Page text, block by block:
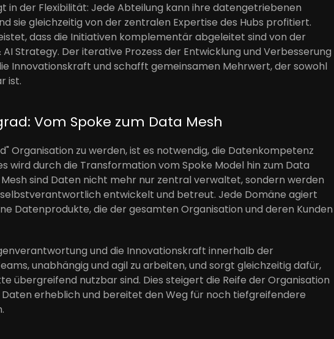
in der Flexibilität: Jede Abteilung kann ihre datengetriebenen
sie gleichzeitig von der zentralen Expertise des Hubs profitiert.
dass die Initiativen komplementär abgeleitet sind von der
Strategy. Der iterative Prozess der Entwicklung und Verbesserung
Innovationskraft und schafft gemeinsamen Mehrwert, der sowohl
ist.
Vom Spoke zum Data Mesh
Organisation zu werden, ist es notwendig, die Datenkompetenz
wird durch die Transformation vom Spoke Model hin zum Data
sind Daten nicht mehr nur zentral verwaltet, sondern werden
entwickelt und betreut. Jede Domäne agiert
Datenprodukte, die der gesamten Organisation und deren Kunden
und die Innovationskraft innerhalb der
unabhängig und agil zu arbeiten, und sorgt gleichzeitig dafür,
übergreifend nutzbar sind. Dies steigert die Reife der Organisation
Daten erheblich und bereitet den Weg für noch tiefgreifendere